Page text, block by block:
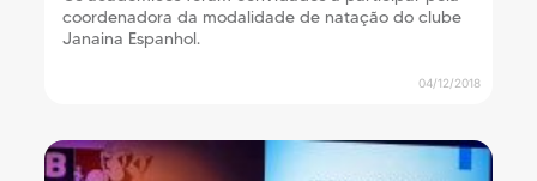
coordenadora da modalidade de natação do clube
Janaina Espanhol.
04/12/2018